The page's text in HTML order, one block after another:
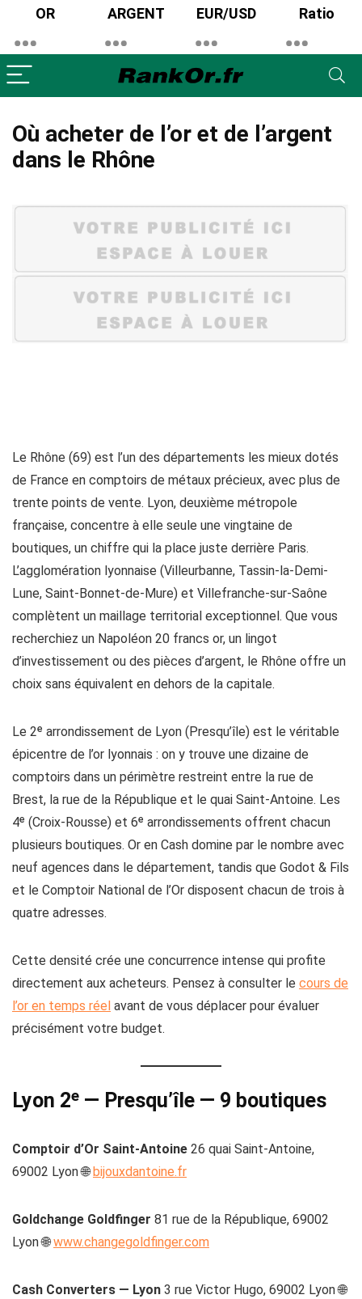
OR ARGENT EUR/USD Ratio
Où acheter de l’or et de l’argent
dans le Rhône
Le Rhône (69) est l’un des départements les mieux dotés
de France en comptoirs de métaux précieux, avec plus de
trente points de vente. Lyon, deuxième métropole
française, concentre à elle seule une vingtaine de
boutiques, un chiffre qui la place juste derrière Paris.
L’agglomération lyonnaise (Villeurbanne, Tassin-la-Demi-
Lune, Saint-Bonnet-de-Mure) et Villefranche-sur-Saône
complètent un maillage territorial exceptionnel. Que vous
recherchiez un Napoléon 20 francs or, un lingot
d’investissement ou des pièces d’argent, le Rhône offre un
choix sans équivalent en dehors de la capitale.
Le 2ᵉ arrondissement de Lyon (Presqu’île) est le véritable
épicentre de l’or lyonnais : on y trouve une dizaine de
comptoirs dans un périmètre restreint entre la rue de
Brest, la rue de la République et le quai Saint-Antoine. Les
4ᵉ (Croix-Rousse) et 6ᵉ arrondissements offrent chacun
plusieurs boutiques. Or en Cash domine par le nombre avec
neuf agences dans le département, tandis que Godot & Fils
et le Comptoir National de l’Or disposent chacun de trois à
quatre adresses.
Cette densité crée une concurrence intense qui profite
directement aux acheteurs. Pensez à consulter le cours de
l’or en temps réel avant de vous déplacer pour évaluer
précisément votre budget.
Lyon 2ᵉ — Presqu’île — 9 boutiques
Comptoir d’Or Saint-Antoine 26 quai Saint-Antoine,
69002 Lyon 🌐 bijouxdantoine.fr
Goldchange Goldfinger 81 rue de la République, 69002
Lyon 🌐www.changegoldfinger.com
Cash Converters — Lyon 3 rue Victor Hugo, 69002 Lyon 🌐